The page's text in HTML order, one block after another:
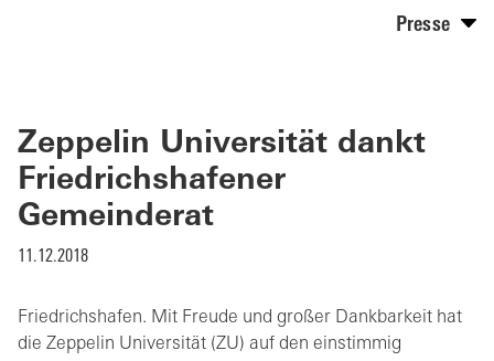
Presse
Zeppelin Universität dankt
Friedrichshafener
Gemeinderat
11.12.2018
Friedrichshafen. Mit Freude und großer Dankbarkeit hat
die Zeppelin Universität (ZU) auf den einstimmig